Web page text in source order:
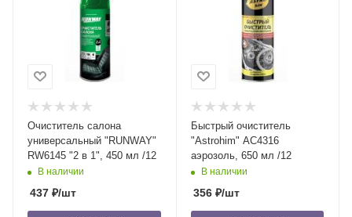
Очиститель салона
универсальный "RUNWAY"
RW6145 "2 в 1", 450 мл /12
В наличии
437 ₽/шт
Быстрый очиститель
"Astrohim" AC4316
аэрозоль, 650 мл /12
В наличии
356₽/шт